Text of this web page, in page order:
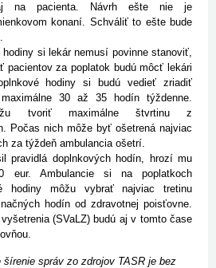
na pacienta. Návrh ešte nie je
konaní. Schváliť to ešte bude
si lekár nemusí povinne stanoviť,
pacientov za poplatok budú môcť lekári
hodiny si budú vedieť zriadiť
30 až 35 hodín týždenne.
tvoriť maximálne štvrtinu z
Počas nich môže byť ošetrená najviac
za týždeň ambulancia ošetrí.
doplnkových hodín, hrozí mu
eur. Ambulancie si na poplatkoch
hodiny môžu vybrať najviac tretinu
hodín od zdravotnej poisťovne.
(SVaLZ) budú aj v tomto čase
správ zo zdrojov TASR je bez